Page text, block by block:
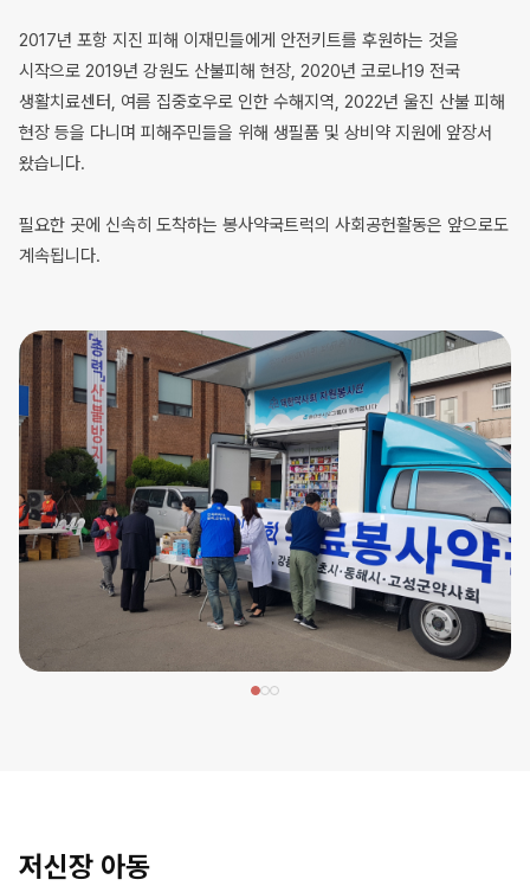
2017년 포항 지진 피해 이재민들에게 안전키트를 후원하는 것을
시작으로 2019년 강원도 산불피해 현장, 2020년 코로나19 전국
생활치료센터, 여름 집중호우로 인한 수해지역, 2022년 울진 산불 피해
현장 등을 다니며 피해주민들을 위해 생필품 및 상비약 지원에 앞장서
왔습니다.
필요한 곳에 신속히 도착하는 봉사약국트럭의 사회공헌활동은 앞으로도
계속됩니다.
저신장 아동